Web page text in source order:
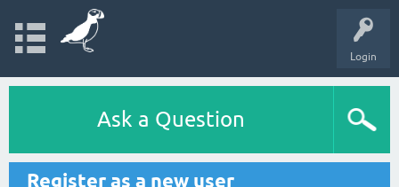
Login
Ask a Question
Register as a new user